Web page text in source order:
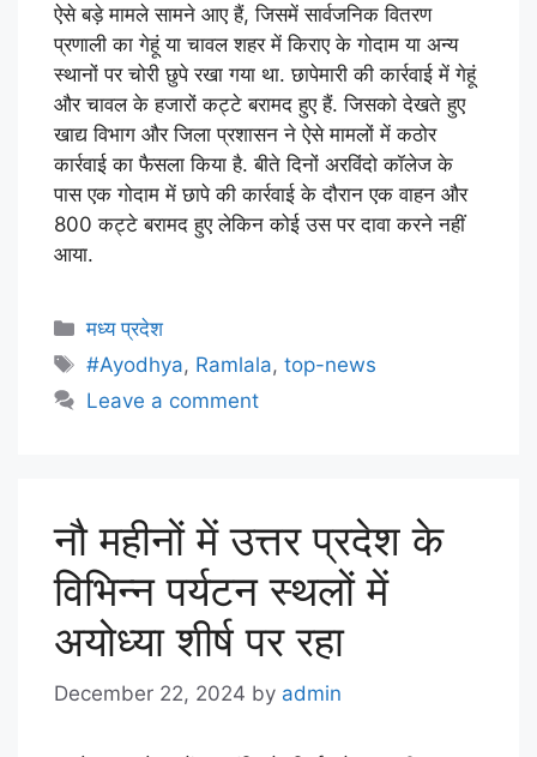
ऐसे बड़े मामले सामने आए हैं, जिसमें सार्वजनिक वितरण
प्रणाली का गेहूं या चावल शहर में किराए के गोदाम या अन्य
स्थानों पर चोरी छुपे रखा गया था. छापेमारी की कार्रवाई में गेहूं
और चावल के हजारों कट्टे बरामद हुए हैं. जिसको देखते हुए
खाद्य विभाग और जिला प्रशासन ने ऐसे मामलों में कठोर
कार्रवाई का फैसला किया है. बीते दिनों अरविंदो कॉलेज के
पास एक गोदाम में छापे की कार्रवाई के दौरान एक वाहन और
800 कट्टे बरामद हुए लेकिन कोई उस पर दावा करने नहीं
आया.
मध्य प्रदेश
#Ayodhya, Ramlala,top-news
Leave a comment
नौ महीनों में उत्तर प्रदेश के
विभिन्न पर्यटन स्थलों में
अयोध्या शीर्ष पर रहा
December 22, 2024 by admin